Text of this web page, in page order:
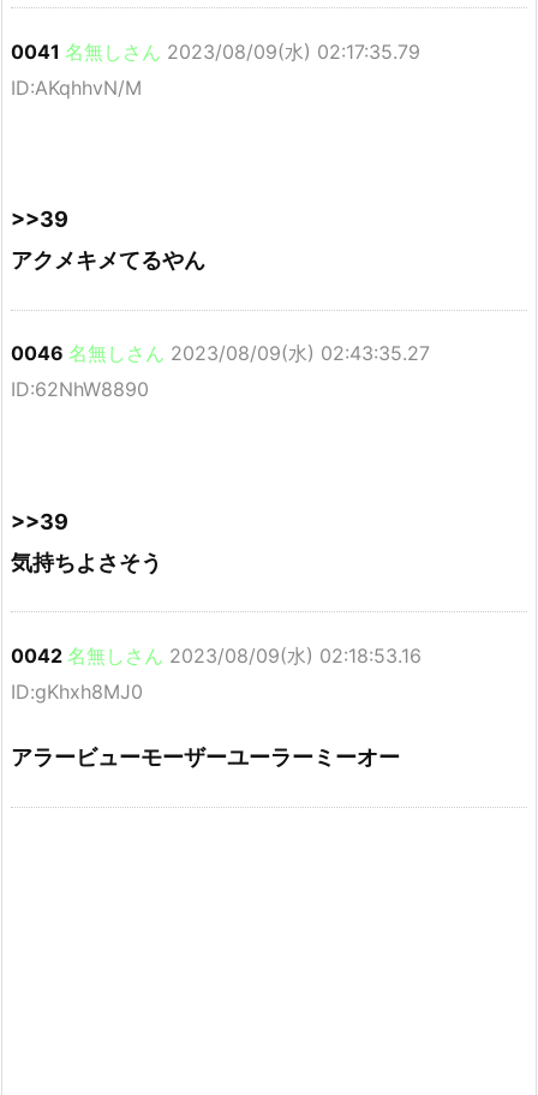
0041 名無しさん 2023/08/09(水) 02:17:35.79
ID:AKqhhvN/M
>>39
アクメキメてるやん
0046 名無しさん 2023/08/09(水) 02:43:35.27
ID:62NhW8890
>>39
気持ちよさそう
0042 名無しさん 2023/08/09(水) 02:18:53.16
ID:gKhxh8MJ0
アラービューモーザーユーラーミーオー